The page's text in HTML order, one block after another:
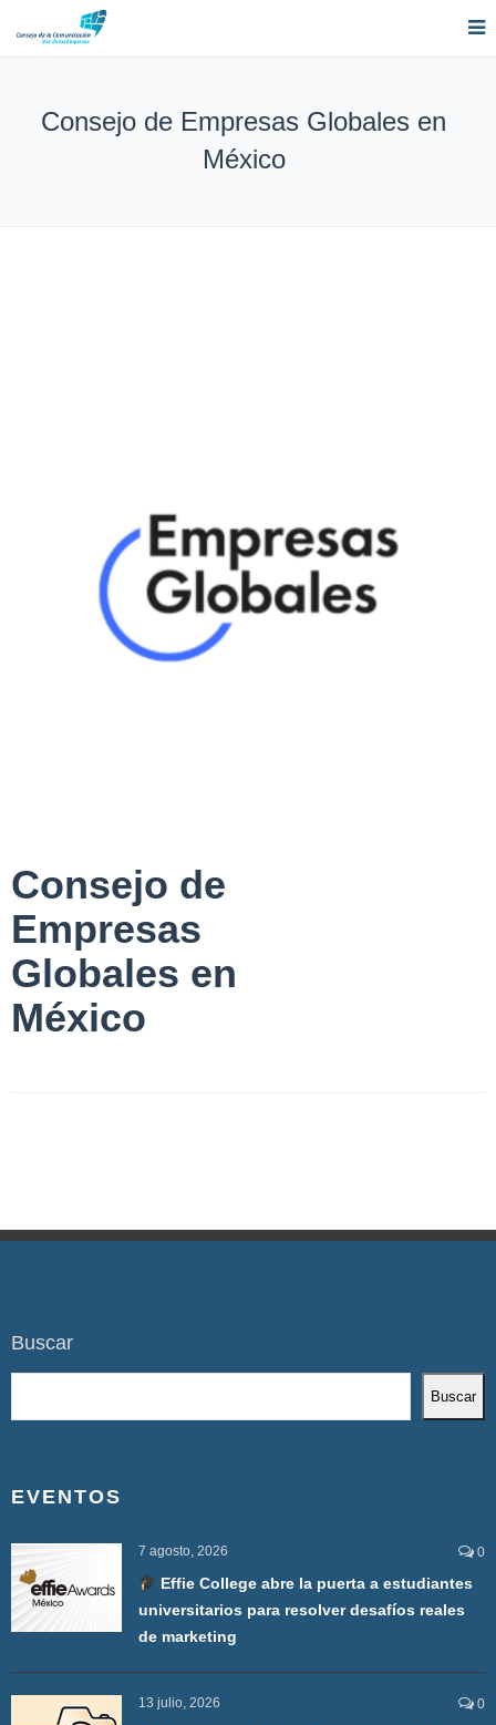
Consejo de Empresas Globales en
México
Consejo de
Empresas
Globales en
México
Buscar
Buscar
EVENTOS
7 agosto, 2026 0
Effie College abre la puerta a estudiantes
universitarios para resolver desafíos reales
de marketing
13 julio, 2026 0